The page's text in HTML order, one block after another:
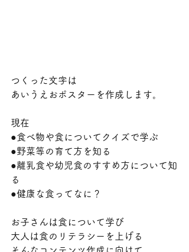
つくった文字は
あいうえおポスターを作成します。
現在
●食べ物や食についてクイズで学ぶ
●野菜等の育て方を知る
●離乳食や幼児食のすすめ方について知
る
●健康な食ってなに？
お子さんは食について学び
大人は食のリテラシーを上げる